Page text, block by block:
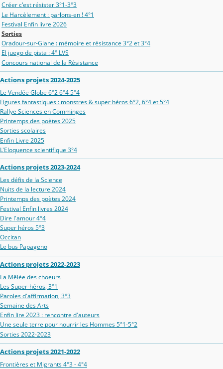
Créer c'est résister 3°1-3°3
Le Harcèlement : parlons-en ! 4°1
Festival Enfin livre 2026
Sorties
Oradour‑sur‑Glane : mémoire et résistance 3°2 et 3°4
El juego de pista : 4° LVS
Concours national de la Résistance
Actions projets 2024-2025
Le Vendée Globe 6°2 6°4 5°4
Figures fantastiques : monstres & super héros 6°2, 6°4 et 5°4
Rallye Sciences en Comminges
Printemps des poètes 2025
Sorties scolaires
Enfin Livre 2025
L'Eloquence scientifique 3°4
Actions projets 2023-2024
Les défis de la Science
Nuits de la lecture 2024
Printemps des poètes 2024
Festival Enfin livres 2024
Dire l'amour 4°4
Super héros 5°3
Occitan
Le bus Papageno
Actions projets 2022-2023
La Mêlée des choeurs
Les Super-héros, 3°1
Paroles d'affirmation, 3°3
Semaine des Arts
Enfin lire 2023 : rencontre d'auteurs
Une seule terre pour nourrir les Hommes 5°1-5°2
Sorties 2022-2023
Actions projets 2021-2022
Frontières et Migrants 4°3 - 4°4